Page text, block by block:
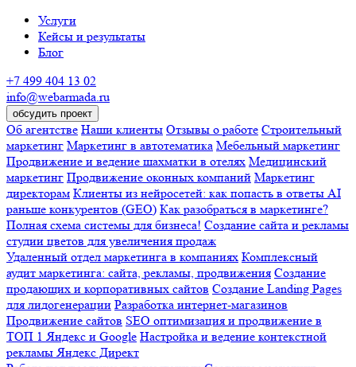
Услуги
Кейсы и результаты
Блог
+7 499 404 13 02
info@webarmada.ru
обсудить проект
Об агентстве Наши клиенты Отзывы о работе Строительный
маркетинг Маркетинг в автотематика Мебельный маркетинг
Продвижение и ведение шахматки в отелях Медицинский
маркетинг Продвижение оконных компаний Маркетинг
директорам Клиенты из нейросетей: как попасть в ответы AI
раньше конкурентов (GEO) Как разобраться в маркетинге?
Полная схема системы для бизнеса! Создание сайта и рекламы
студии цветов для увеличения продаж
Удаленный отдел маркетинга в компаниях Комплексный
аудит маркетинга: сайта, рекламы, продвижения Создание
продающих и корпоративных сайтов Создание Landing Pages
для лидогенерации Разработка интернет-магазинов
Продвижение сайтов SEO оптимизация и продвижение в
ТОП 1 Яндекс и Google Настройка и ведение контекстной
рекламы Яндекс Директ